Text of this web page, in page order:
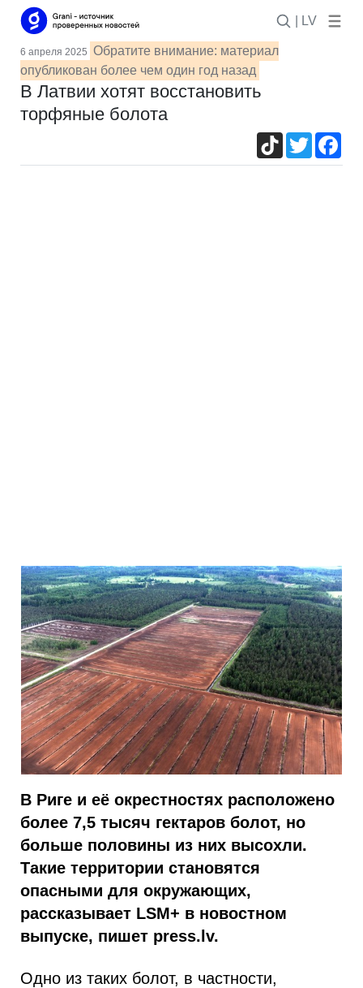
| LV
6 апреля 2025 Обратите внимание: материал
опубликован более чем один год назад
В Латвии хотят восстановить
торфяные болота
TikTokTwitter
В Риге и её окрестностях расположено
более 7,5 тысяч гектаров болот, но
больше половины из них высохли.
Такие территории становятся
опасными для окружающих,
рассказывает LSM+ в новостном
выпуске, пишет press.lv.
Одно из таких болот, в частности,